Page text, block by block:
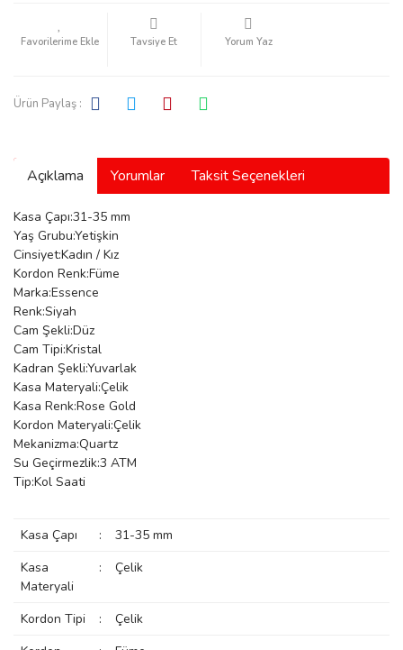
Manoir
Tavsiye Et Yorum Yaz
Ürün Paylaş :
Açıklama Yorumlar Taksit Seçenekleri
Kasa Çapı:31-35 mm
Yaş Grubu:Yetişkin
Cinsiyet:Kadın / Kız
Kordon Renk:Füme
Marka:Essence
Renk:Siyah
Cam Şekli:Düz
Cam Tipi:Kristal
Kadran Şekli:Yuvarlak
Kasa Materyali:Çelik
Kasa Renk:Rose Gold
Kordon Materyali:Çelik
Mekanizma:Quartz
Su Geçirmezlik:3 ATM
Tip:Kol Saati
Kasa Çapı :
31-35 mm
Kasa
Materyali
: Çelik
Kordon Tipi :
Çelik